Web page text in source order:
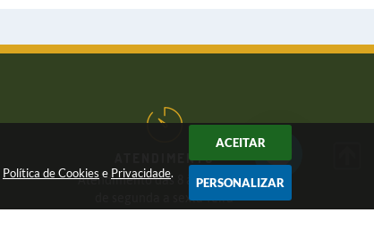
Política de Cookies e Privacidade.
ACEITAR
PERSONALIZAR
ATENDIMENTO
Atendimento das 8 às 17 horas,
de segunda a sexta-feira